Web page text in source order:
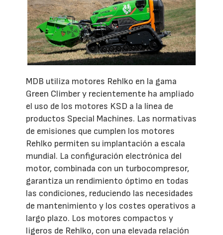
MDB utiliza motores Rehlko en la gama
Green Climber y recientemente ha ampliado
el uso de los motores KSD a la línea de
productos Special Machines. Las normativas
de emisiones que cumplen los motores
Rehlko permiten su implantación a escala
mundial. La configuración electrónica del
motor, combinada con un turbocompresor,
garantiza un rendimiento óptimo en todas
las condiciones, reduciendo las necesidades
de mantenimiento y los costes operativos a
largo plazo. Los motores compactos y
ligeros de Rehlko, con una elevada relación